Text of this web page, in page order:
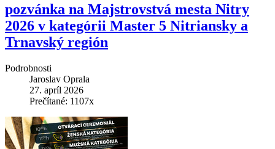
pozvánka na Majstrovstvá mesta Nitry
2026 v kategórii Master 5 Nitriansky a
Trnavský región
Podrobnosti
Jaroslav Oprala
27. apríl 2026
Prečítané: 1107x